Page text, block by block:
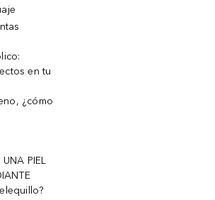
en tu
¿cómo
PIEL